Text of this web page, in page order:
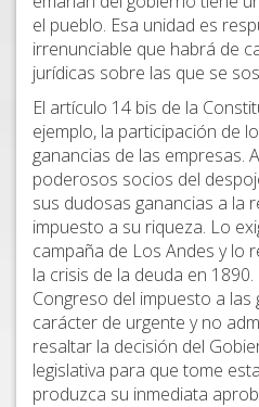
el pueblo. Esa unidad es
irrenunciable que habrá de
jurídicas sobre las que se
El artículo 14 bis de la
ejemplo, la participación de
ganancias de las empresas.
poderosos socios del
sus dudosas ganancias a la
impuesto a su riqueza. Lo
campaña de Los Andes y lo
la crisis de la deuda en
Congreso del impuesto a
carácter de urgente y no
resaltar la decisión del
legislativa para que tome
produzca su inmediata